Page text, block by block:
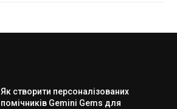
Як створити персоналізованих
помічників Gemini Gems для